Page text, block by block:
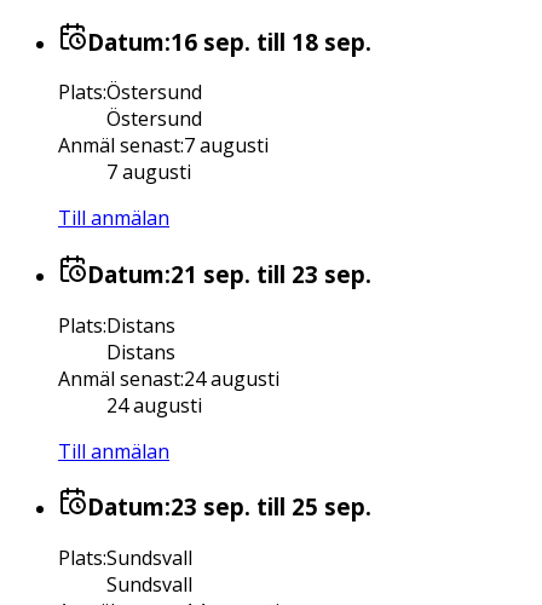
Datum:16 sep. till 18 sep.
Plats:Östersund
Östersund
Anmäl senast:7 augusti
7 augusti
Till anmälan
Datum:21 sep. till 23 sep.
Plats:Distans
Distans
Anmäl senast:24 augusti
24 augusti
Till anmälan
Datum:23 sep. till 25 sep.
Plats:Sundsvall
Sundsvall